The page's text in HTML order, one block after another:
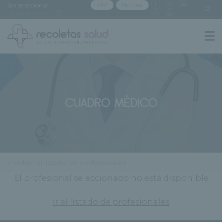
CUADRO MÉDICO
El profesional seleccionado no está disponible
Ir al listado de profesionales